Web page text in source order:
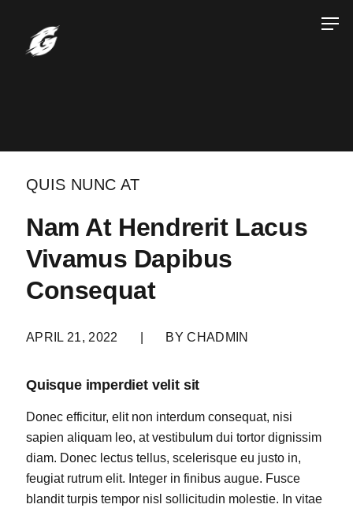
QUIS NUNC AT
Nam At Hendrerit Lacus
Vivamus Dapibus
Consequat
APRIL 21, 2022 BYCHADMIN
Quisque imperdiet velit sit
Donec efficitur, elit non interdum consequat, nisi
sapien aliquam leo, at vestibulum dui tortor dignissim
diam. Donec lectus tellus, scelerisque eu justo in,
feugiat rutrum elit. Integer in finibus augue. Fusce
blandit turpis tempor nisl sollicitudin molestie. In vitae